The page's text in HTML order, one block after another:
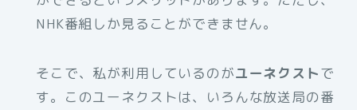
NHK番組しか見ることができません。
そこで、私が利用しているのがユーネクストで
す。このユーネクストは、いろんな放送局の番